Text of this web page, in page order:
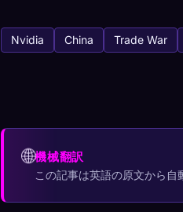
Nvidia China Trade War
🌐機械翻訳
この記事は英語の原文から自
🧬Xeno Database
0 12 -